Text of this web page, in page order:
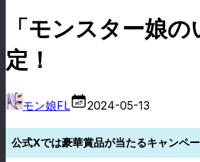
「モンスター娘
定！
モン娘FL 2024-05-13
公式Xでは豪華賞品が当たるキャンペ